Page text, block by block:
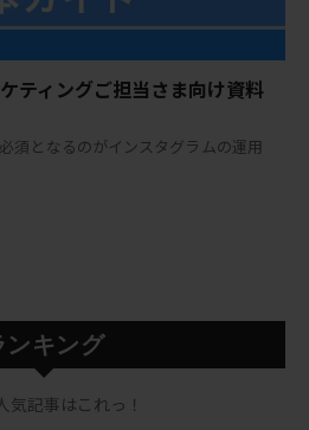
ティングご担当さま向け資料
須となるのがインスタグラムの運用
ンキング
気記事はこれっ！